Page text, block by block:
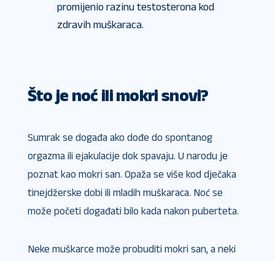
promijenio razinu testosterona kod
zdravih muškaraca.
Što je noć ili mokri snovi?
Sumrak se događa ako dođe do spontanog
orgazma ili ejakulacije dok spavaju. U narodu je
poznat kao mokri san. Opaža se više kod dječaka
tinejdžerske dobi ili mladih muškaraca. Noć se
može početi događati bilo kada nakon puberteta.
Neke muškarce može probuditi mokri san, a neki